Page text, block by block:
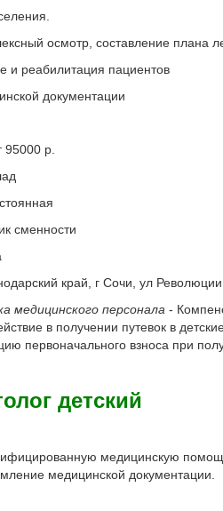
осмотр, составление плана
и реабилитация пациентов
документации
95000 р.
сменности
край, г Сочи, ул
медицинского персонала -
в получении путевок в
первоначального взноса при
детский
медицинскую
медицинской документации.